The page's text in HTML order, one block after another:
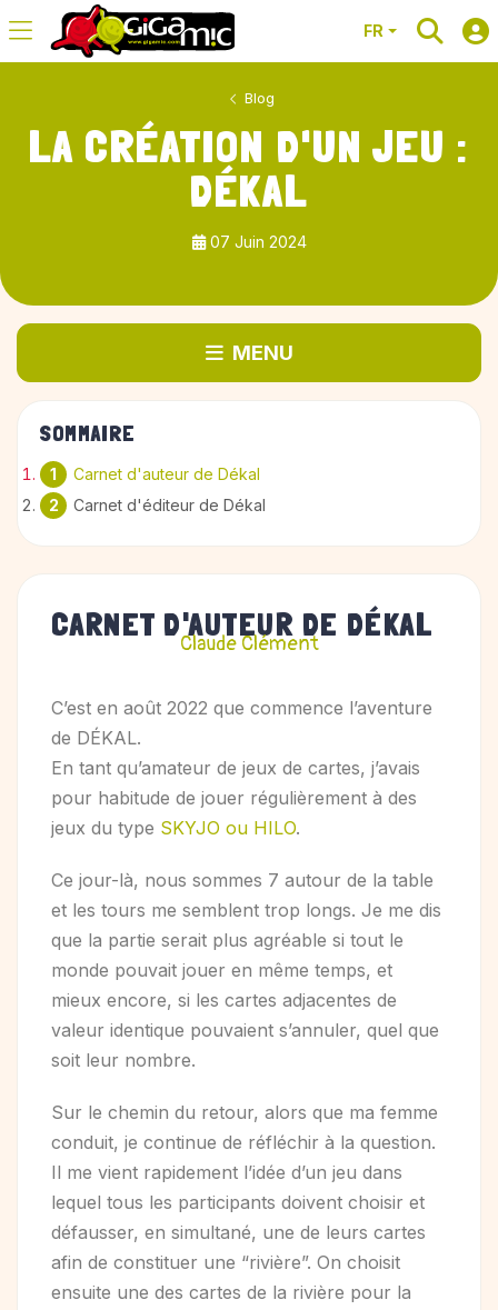
FR
Blog
LA CRÉATION D'UN JEU :
DÉKAL
07 Juin 2024
SOMMAIRE
Carnet d'auteur de Dékal
Carnet d'éditeur de Dékal
CARNET D'AUTEUR DE DÉKAL
Claude Clément
C’est en août 2022 que commence l’aventure
de DÉKAL.
En tant qu’amateur de jeux de cartes, j’avais
pour habitude de jouer régulièrement à des
jeux du type SKYJO ou HILO.
Ce jour-là, nous sommes 7 autour de la table
et les tours me semblent trop longs. Je me dis
que la partie serait plus agréable si tout le
monde pouvait jouer en même temps, et
mieux encore, si les cartes adjacentes de
valeur identique pouvaient s’annuler, quel que
soit leur nombre.
Sur le chemin du retour, alors que ma femme
conduit, je continue de réfléchir à la question.
Il me vient rapidement l’idée d’un jeu dans
lequel tous les participants doivent choisir et
défausser, en simultané, une de leurs cartes
afin de constituer une “rivière”. On choisit
ensuite une des cartes de la rivière pour la
MENU